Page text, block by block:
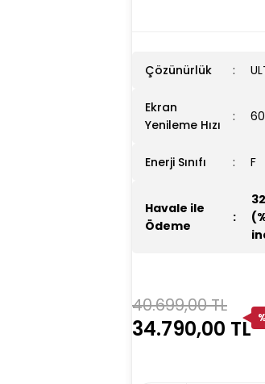
Çözünürlük
Ekran
Yenileme Hızı
Enerji Sınıfı F
Havale ile
Ödeme
40.699,00 TL
34.790,00 TL